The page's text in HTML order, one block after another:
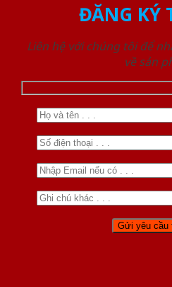
ĐĂNG KÝ
Liên hệ với chúng tôi để
về sản